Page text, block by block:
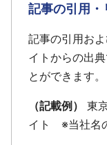
記事の引用・
記事の引用お
イトからの出
とができます。
（記載例）
東
イト ※当社名